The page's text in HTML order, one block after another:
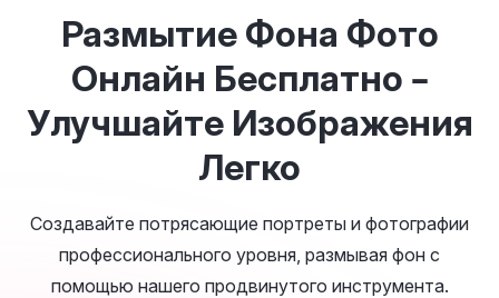
Размытие Фона Фото
Онлайн Бесплатно –
Улучшайте Изображения
Легко
Создавайте потрясающие портреты и фотографии
профессионального уровня, размывая фон с
помощью нашего продвинутого инструмента.